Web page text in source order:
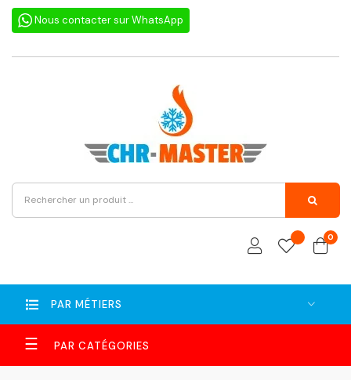
Nous contacter sur WhatsApp
0
PAR MÉTIERS
Basculer
la
navigation
☰